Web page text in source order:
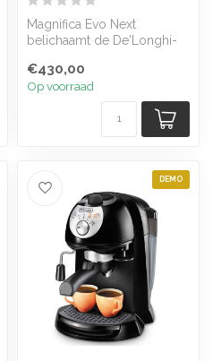
Magnifica Evo Next
belichaamt de De'Longhi-
technologie ...
€430,00
Op voorraad
DEMO